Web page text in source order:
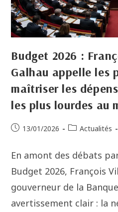
Budget 2026 :
Galhau appelle les
maîtriser les
les plus lourdes au
13/01/2026 Actualités
En amont des débats
Budget 2026, François
gouverneur de la
avertissement clair : la